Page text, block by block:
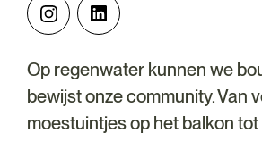
Op regenwater kunnen we
bewijst onze community. Van
moestuintjes op het balkon